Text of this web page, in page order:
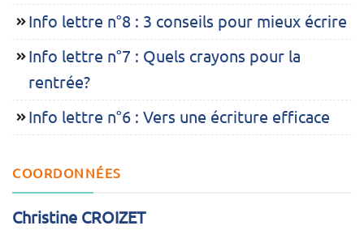
Info lettre n°8 : 3 conseils pour mieux écrire
Info lettre n°7 : Quels crayons pour la
rentrée?
Info lettre n°6 : Vers une écriture efficace
COORDONNÉES
Christine CROIZET